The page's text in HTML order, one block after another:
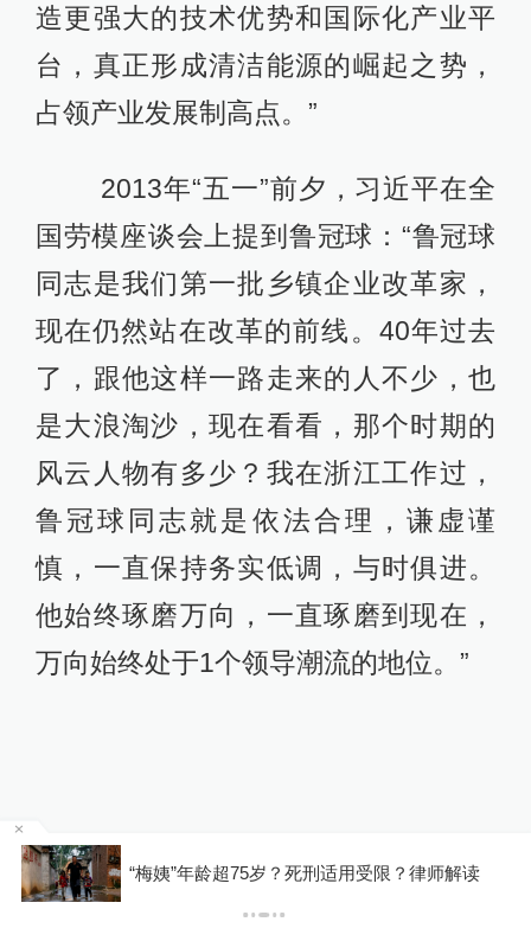
造更强大的技术优势和国际化产业平
台，真正形成清洁能源的崛起之势，
占领产业发展制高点。”
2013年“五一”前夕，习近平在全
国劳模座谈会上提到鲁冠球：“鲁冠球
同志是我们第一批乡镇企业改革家，
现在仍然站在改革的前线。40年过去
了，跟他这样一路走来的人不少，也
是大浪淘沙，现在看看，那个时期的
风云人物有多少？我在浙江工作过，
鲁冠球同志就是依法合理，谦虚谨
慎，一直保持务实低调，与时俱进。
他始终琢磨万向，一直琢磨到现在，
万向始终处于1个领导潮流的地位。”
10
因瞬时客流集中等原因致部分观众入场受阻，浙
江省博物馆致歉